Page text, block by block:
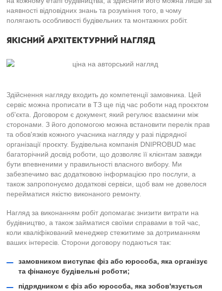
наявності відповідних знань та розуміння того, в чому
полягають особливості будівельних та монтажних робіт.
ЯКІСНИЙ АРХІТЕКТУРНИЙ НАГЛЯД
Здійснення нагляду входить до компетенції замовника. Цей
сервіс можна прописати в ТЗ ще під час роботи над проєктом
об'єкта. Договором є документ, який регулює взаємини між
сторонами. З його допомогою можна встановити перелік прав
та обов'язків кожного учасника нагляду у разі підрядної
організації проєкту. Будівельна компанія DNIPROBUD має
багаторічний досвід роботи, що дозволяє її клієнтам завжди
бути впевненими у правильності власного вибору. Ми
забезпечимо вас додатковою інформацією про послуги, а
також запропонуємо додаткові сервіси, щоб вам не довелося
перейматися якістю виконаного ремонту.
Нагляд за виконанням робіт допомагає знизити витрати на
будівництво, а також займатися своїми справами в той час,
коли кваліфікований менеджер стежитиме за дотриманням
ваших інтересів. Сторони договору подаються так:
замовником виступає фіз або юрособа, яка організує
та фінансує будівельні роботи;
підрядником є ​​фіз або юрособа, яка зобов'язується